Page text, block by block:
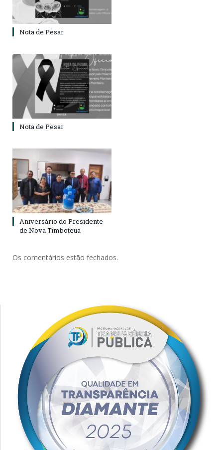
Nota de Pesar
Nota de Pesar
Aniversário do Presidente
de Nova Timboteua
Os comentários estão fechados.